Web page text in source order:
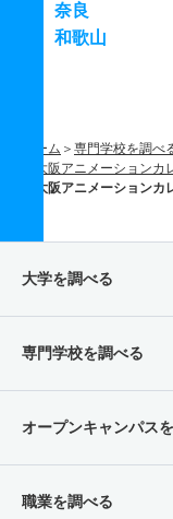
奈良
和歌山
ホーム 専門学校を調べ
大阪アニメーション
大阪アニメーション
大学を調べる
専門学校を調べる
オープンキャンパス
職業を調べる